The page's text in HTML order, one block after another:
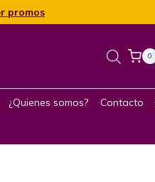
promos
0
¿Quienes somos? Contacto